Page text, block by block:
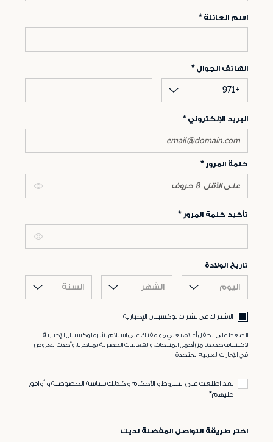
اسم العائلة
الهاتف الجوال
+971
البريد الإلكتروني
كلمة المرور
تأكيد كلمة المرور
تاريخ الولادة
اليوم الشهر السنة
الاشتراك في نشرات لوكسيتان الإخبارية
الضغط على الحقل أعلاه، يعني موافقتك على استلام نشرة لوكسيتان الإخبارية
لاكتشاف جديدنا من أجمل المنتجات، والفعاليات الحصرية بمتاجرنا، وأحدث العروض
في الإمارات العربية المتحدة
لقد اطلعت على الشروط و الأحكامو كذلكسياسة الخصوصيةو أوافق
عليهم*
اختر طريقة التواصل المفضلة لديك